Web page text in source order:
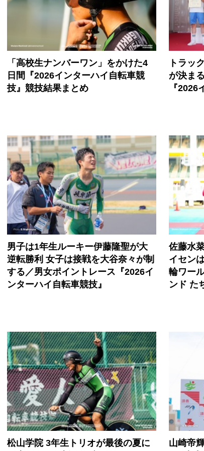
「高校生ナンバーワン」をかけた4
日間『2026インターハイ自転車競
技』競技結果まとめ
トラッ
が決ま
『2026
男子は1年生ルーキー伊藤隆聖が大
逆転勝利 女子は接戦を大谷奈々が制
する／男女ポイントレース『2026イ
ンターハイ自転車競技』
佐藤水
イセン
輪ワー
ンド た
松山学院 3年生トリオが最後の夏に
山崎帝